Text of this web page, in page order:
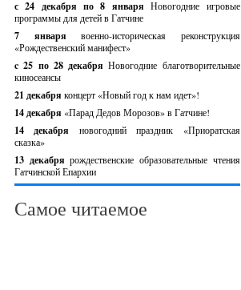
с 24 декабря по 8 январяНовогодние игровые
программы для детей в Гатчине
7 январявоенно-историческая реконструкция
«Рождественский манифест»
c 25 по 28 декабряНовогодние благотворительные
киносеансы
21 декабря концерт «Новый год к нам идет»!
14 декабря «Парад Дедов Морозов» в Гатчине!
14 декабря новогодний праздник «Приоратская
сказка»
13 декабрярождественские образовательные чтения
Гатчинской Епархии
Самое читаемое